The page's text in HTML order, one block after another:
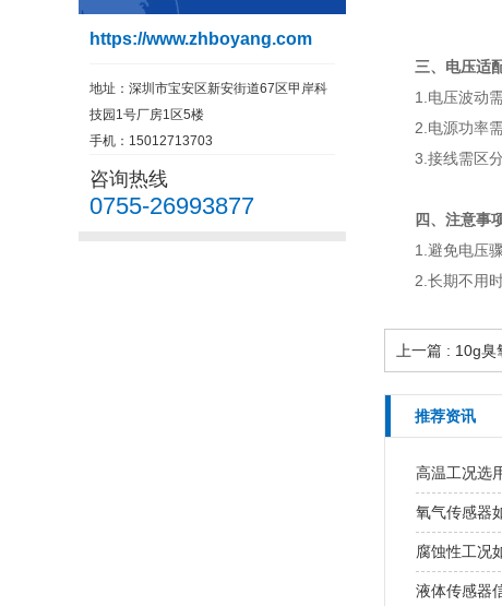
https://www.zhboyang.com
地址：深圳市宝安区新安街道67区甲岸科
技园1号厂房1区5楼
手机：15012713703
咨询热线
0755-26993877
三、电压适
1.电压波动
2.电源功率
3.接线需区
四、注意事
1.避免电压
2.长期不用
上一篇 : 10g
推荐资讯
高温工况选
氧气传感器
腐蚀性工况
液体传感器